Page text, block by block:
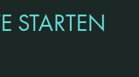
STARTEN